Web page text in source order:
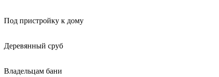
Под пристройку к дому
Деревянный сруб
Владельцам бани